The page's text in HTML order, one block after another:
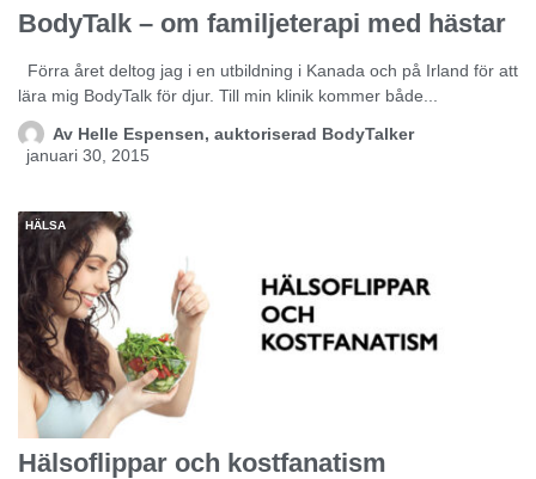
BodyTalk – om familjeterapi med hästar
Förra året deltog jag i en utbildning i Kanada och på Irland för att
lära mig BodyTalk för djur. Till min klinik kommer både...
Av Helle Espensen, auktoriserad BodyTalker
januari 30, 2015
HÄLSA
Hälsoflippar och kostfanatism